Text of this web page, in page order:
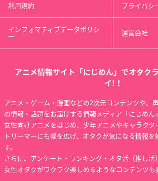
利用規約 プライバシ
インフォマティブデータポリシ
ー 運営会社
アニメ情報サイト「にじめん」でオタク
イ!！
アニメ・ゲーム・漫画などの2次元コンテンツや、
の情報・話題をお届けする情報メディア「にじめん
女性向けアニメをはじめ、少年アニメやキャラクタ
トリーマーにも幅を広げ、オタクが気になる情報
す。
さらに、アンケート・ランキング・オタ活（推し活
女性オタクがワクワク楽しめるようなコンテンツも